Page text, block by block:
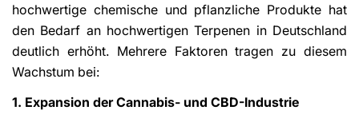
hochwertige chemische und pflanzliche Produkte hat
den Bedarf an hochwertigen Terpenen in Deutschland
deutlich erhöht. Mehrere Faktoren tragen zu diesem
Wachstum bei:
1. Expansion der Cannabis- und CBD-Industrie